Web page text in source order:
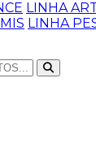
LINHA
LINHA